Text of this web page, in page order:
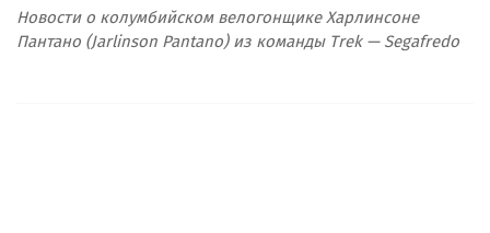
Новости о колумбийском велогонщике Харлинсоне
Пантано (Jarlinson Pantano) из команды Trek — Segafredo